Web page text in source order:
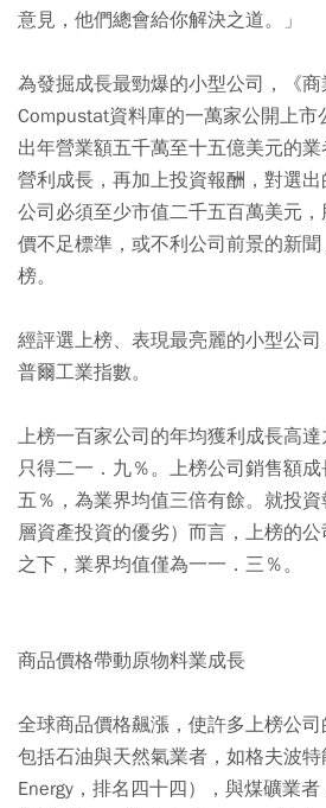
意見，他們總會給你解決之道。」
為發掘成長最勁爆的小型公司，《
Compustat資料庫的一萬家公開上
出年營業額五千萬至十五億美元的
營利成長，再加上投資報酬，對選
公司必須至少市值二千五百萬美元
價不足標準，或不利公司前景的新
榜。
經評選上榜、表現最亮麗的小型公
普爾工業指數。
上榜一百家公司的年均獲利成長高
只得二一．九％。上榜公司銷售額成
五％，為業界均值三倍有餘。就投
層資產投資的優劣）而言，上榜的
之下，業界均值僅為一一．三％。
商品價格帶動原物料業成長
全球商品價格飆漲，使許多上榜公
包括石油與天然氣業者，如格夫波
Energy，排名四十四），與煤礦業